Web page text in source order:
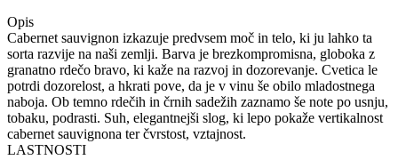
Opis
Cabernet sauvignon izkazuje predvsem moč in telo, ki ju lahko ta
sorta razvije na naši zemlji. Barva je brezkompromisna, globoka z
granatno rdečo bravo, ki kaže na razvoj in dozorevanje. Cvetica le
potrdi dozorelost, a hkrati pove, da je v vinu še obilo mladostnega
naboja. Ob temno rdečih in črnih sadežih zaznamo še note po usnju,
tobaku, podrasti. Suh, elegantnejši slog, ki lepo pokaže vertikalnost
cabernet sauvignona ter čvrstost, vztajnost.
LASTNOSTI